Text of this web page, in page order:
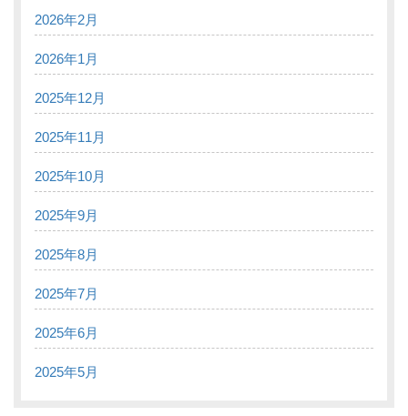
2026年2月
2026年1月
2025年12月
2025年11月
2025年10月
2025年9月
2025年8月
2025年7月
2025年6月
2025年5月